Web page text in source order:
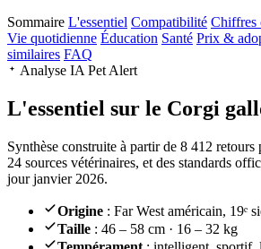
Sommaire L'essentiel Compatibilité Chiffres
Vie quotidienne Éducation Santé Prix &
similaires FAQ
Analyse IA Pet Alert
L'essentiel sur le Corgi
Synthèse construite à partir de 8 412 retours
24 sources vétérinaires, et des standards
jour janvier 2026.
Origine : Far West américain, 19ᵉ
Taille : 46 – 58 cm · 16 – 32 kg